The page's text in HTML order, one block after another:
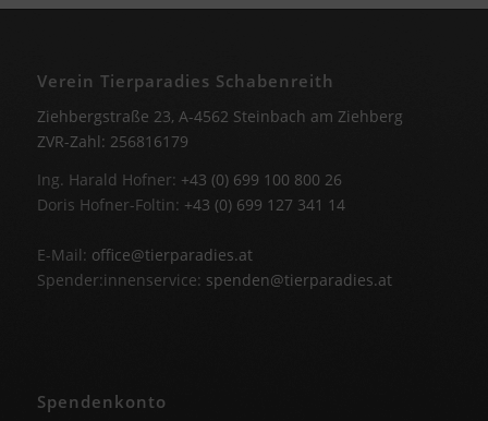
Verein Tierparadies Schabenreith
Ziehbergstraße 23, A-4562 Steinbach am Ziehberg
ZVR-Zahl: 256816179
Ing. Harald Hofner: +43 (0) 699 100 800 26
Doris Hofner-Foltin: +43 (0) 699 127 341 14
E-Mail: office@tierparadies.at
Spender:innenservice: spenden@tierparadies.at
Spendenkonto